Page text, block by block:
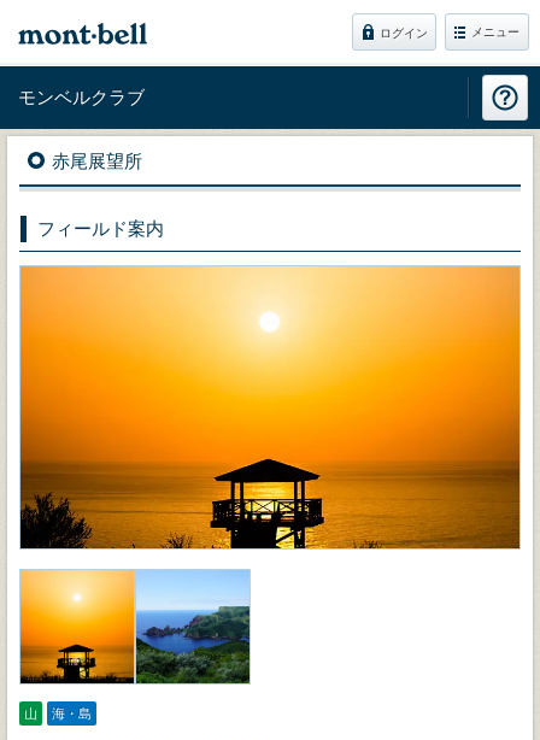
ログイン メニュー
モンベルクラブ
赤尾展望所
フィールド案内
山 海・島